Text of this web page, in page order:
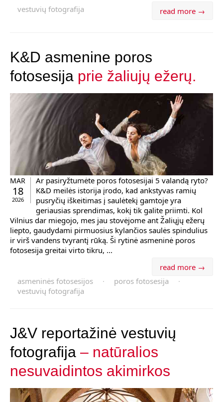
read more →
vestuvių fotografija
K&D asmenine poros
fotosesija prie žaliujų ežerų.
MAR
18
2026
Ar pasiryžtumėte poros fotosesijai 5 valandą ryto?
K&D meilės istorija įrodo, kad ankstyvas ramių
pusryčių iškeitimas į saulėtekį gamtoje yra
geriausias sprendimas, kokį tik galite priimti. Kol
Vilnius dar miegojo, mes jau stovėjome ant Žaliųjų ežerų
liepto, gaudydami pirmuosius kylančios saulės spindulius
ir virš vandens tvyrantį rūką. Ši rytinė asmeninė poros
fotosesija greitai virto tikru, ...
read more →
asmeninės fotosesijos
· poros fotosesija
·
vestuvių fotografija
J&V reportažinė vestuvių
fotografija – natūralios
nesuvaidintos akimirkos